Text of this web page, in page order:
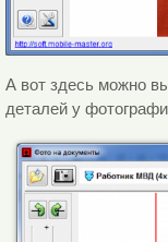
А вот здесь можно
деталей у